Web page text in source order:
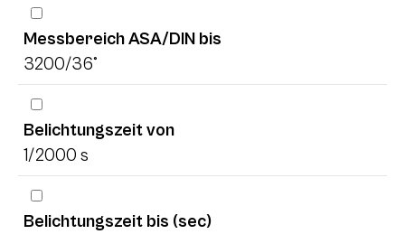
Messbereich ASA/DIN bis
3200/36°
Belichtungszeit von
1/2000 s
Belichtungszeit bis (sec)